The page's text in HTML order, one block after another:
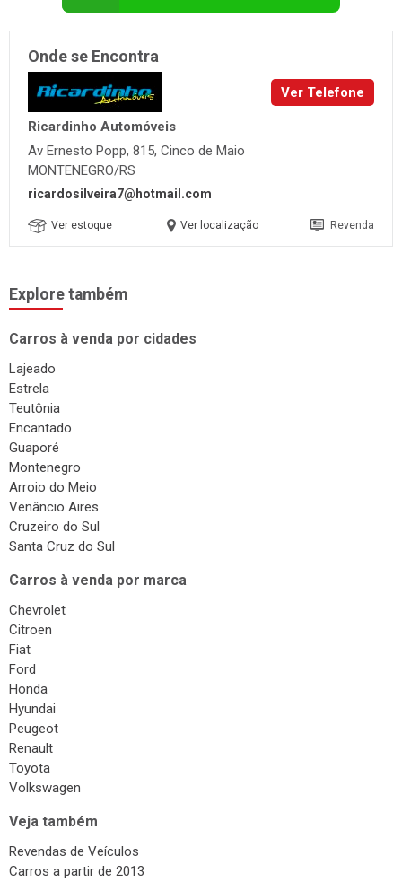
Onde se Encontra
Ver Telefone
Ricardinho Automóveis
Av Ernesto Popp, 815, Cinco de Maio
MONTENEGRO/RS
ricardosilveira7@hotmail.com
Ver estoque Ver localização Revenda
Explore também
Carros à venda por cidades
Lajeado
Estrela
Teutônia
Encantado
Guaporé
Montenegro
Arroio do Meio
Venâncio Aires
Cruzeiro do Sul
Santa Cruz do Sul
Carros à venda por marca
Chevrolet
Citroen
Fiat
Ford
Honda
Hyundai
Peugeot
Renault
Toyota
Volkswagen
Veja também
Revendas de Veículos
Carros a partir de 2013